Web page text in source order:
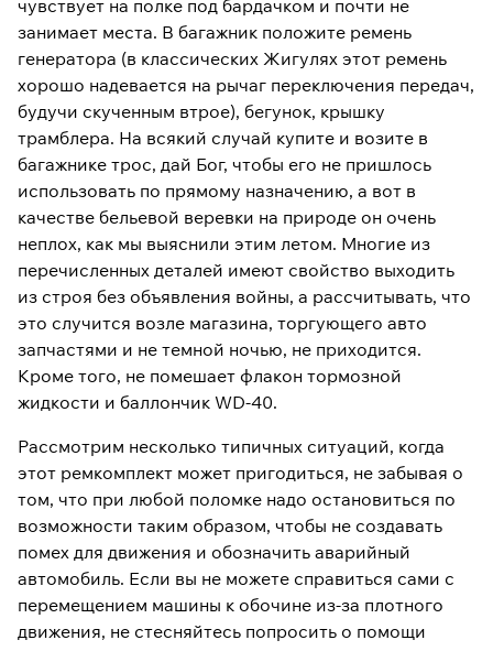
чувствует на полке под бардачком и почти не
занимает места. В багажник положите ремень
генератора (в классических Жигулях этот ремень
хорошо надевается на рычаг переключения передач,
будучи скученным втрое), бегунок, крышку
трамблера. На всякий случай купите и возите в
багажнике трос, дай Бог, чтобы его не пришлось
использовать по прямому назначению, а вот в
качестве бельевой веревки на природе он очень
неплох, как мы выяснили этим летом. Многие из
перечисленных деталей имеют свойство выходить
из строя без объявления войны, а рассчитывать, что
это случится возле магазина, торгующего авто
запчастями и не темной ночью, не приходится.
Кроме того, не помешает флакон тормозной
жидкости и баллончик WD-40.
Рассмотрим несколько типичных ситуаций, когда
этот ремкомплект может пригодиться, не забывая о
том, что при любой поломке надо остановиться по
возможности таким образом, чтобы не создавать
помех для движения и обозначить аварийный
автомобиль. Если вы не можете справиться сами с
перемещением машины к обочине из-за плотного
движения, не стесняйтесь попросить о помощи